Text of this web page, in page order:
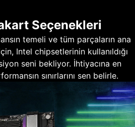
Seçenekleri
temeli ve tüm parçaların ana
Intel chipsetlerinin kullanıldığı
seni bekliyor. İhtiyacına en
sınırlarını sen belirle.